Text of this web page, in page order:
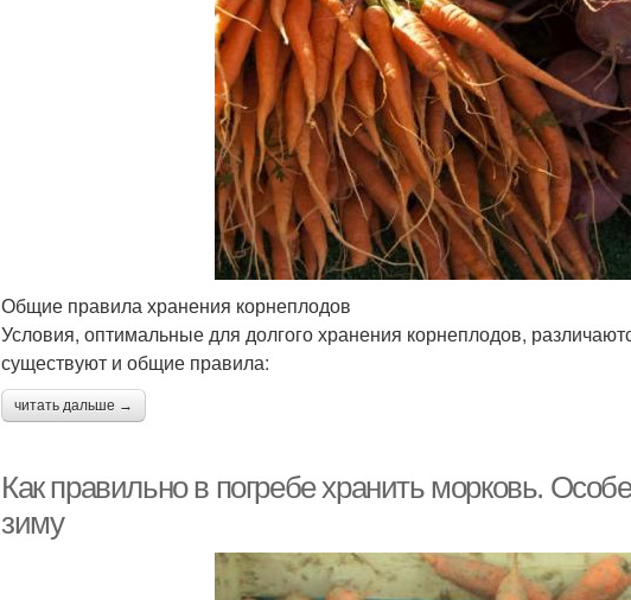
Общие правила хранения корнеплодов
Условия, оптимальные для долгого хранения корнеплодов,
существуют и общие правила:
читать дальше →
Как правильно в погребе хранить морковь.
зиму